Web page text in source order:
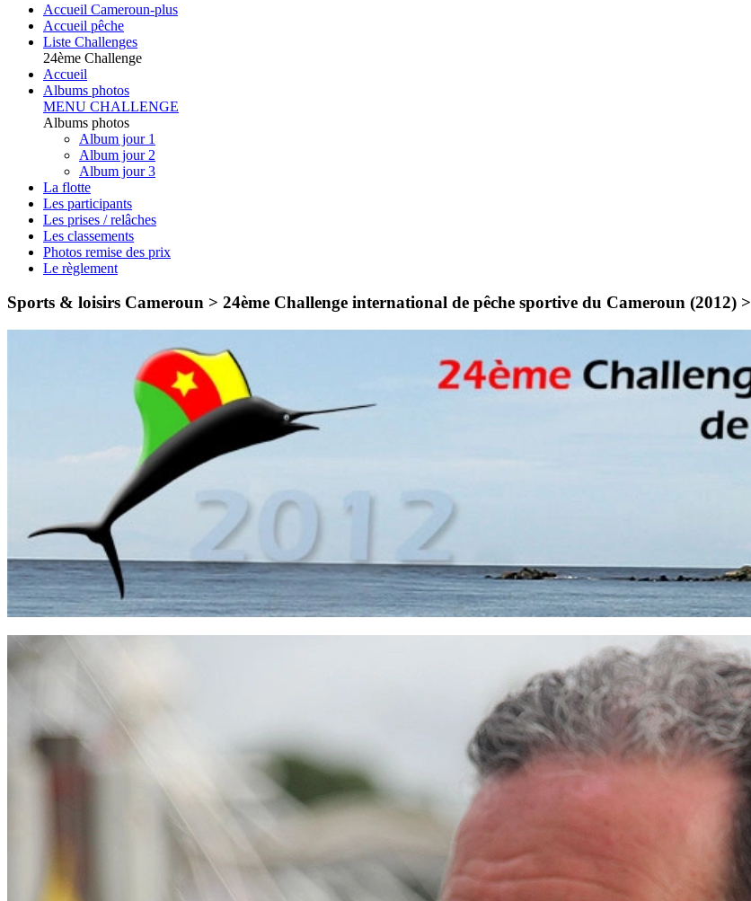
Accueil Cameroun-plus
Accueil pêche
Liste Challenges
24ème Challenge
Accueil
Albums photos
MENU CHALLENGE
Albums photos
Album jour 1
Album jour 2
Album jour 3
La flotte
Les participants
Les prises / relâches
Les classements
Photos remise des prix
Le règlement
Sports & loisirs Cameroun > 24ème Challenge international de pêche sportive du Cameroun (2012) >